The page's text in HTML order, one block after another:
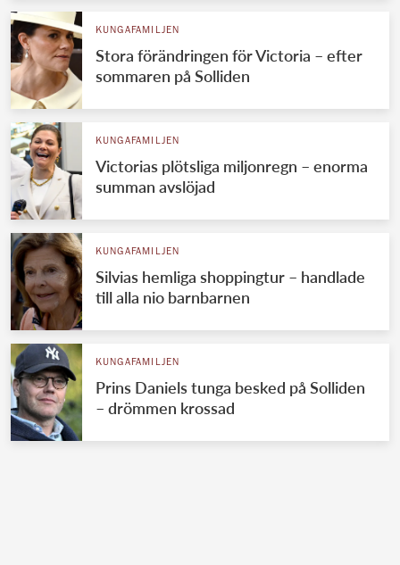
KUNGAFAMILJEN
Stora förändringen för Victoria – efter
sommaren på Solliden
KUNGAFAMILJEN
Victorias plötsliga miljonregn – enorma
summan avslöjad
KUNGAFAMILJEN
Silvias hemliga shoppingtur – handlade
till alla nio barnbarnen
KUNGAFAMILJEN
Prins Daniels tunga besked på Solliden
– drömmen krossad